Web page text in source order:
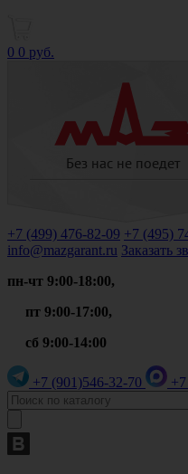
0 0 руб.
+7 (499) 476-82-09 +7 (495)
info@mazgarant.ru Заказать
пн-чт 9:00-18:00,
пт 9:00-17:00,
сб 9:00-14:00
+7 (901)546-32-70